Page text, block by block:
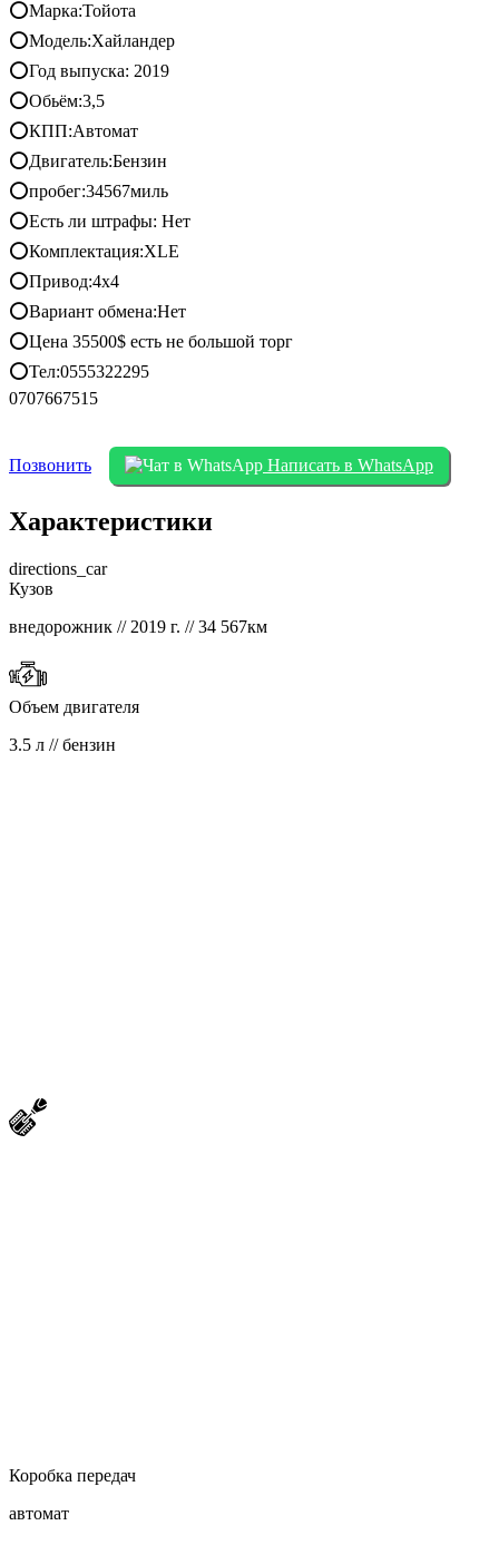
⭕️Марка:Тойота
⭕️Модель:Хайландер
⭕️Год выпуска: 2019
⭕️Обьём:3,5
⭕️КПП:Автомат
⭕️Двигатель:Бензин
⭕️пробег:34567миль
⭕️Есть ли штрафы: Нет
⭕️Комплектация:XLE
⭕️Привод:4х4
⭕️Вариант обмена:Нет
⭕️Цена 35500$ есть не большой торг
⭕️Тел:0555322295
0707667515
Позвонить Написать в WhatsApp
Характеристики
directions_car
Кузов
внедорожник // 2019 г. // 34 567км
Объем двигателя
3.5 л // бензин
Коробка передач
автомат